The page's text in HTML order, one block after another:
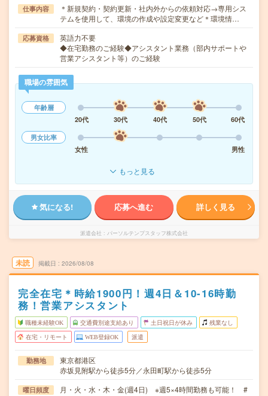
仕事内容
＊新規契約・契約更新・社内外からの依頼対応→専用シス
テムを使用して、環境の作成や設定変更など＊環境情…
応募資格
英語力不要
◆在宅勤務のご経験◆アシスタント業務（部内サポートや
営業アシスタント等）のご経験
職場の雰囲気
年齢層
20代
30代 40代 50代
60代
男女比率
女性
男性
もっと見る
気になる! 応募へ進む 詳しく見る
派遣会社 パーソルテンプスタッフ株式会社
未読 掲載日 2026/08/08
完全在宅＊時給1900円！週4日＆10-16時勤
務！営業アシスタント
職種未経験OK 交通費別途支給あり 土日祝日が休み 残業なし
在宅・リモート WEB登録OK 派遣
勤務地
東京都港区
赤坂見附駅から徒歩5分／永田町駅から徒歩5分
曜日頻度
月・火・水・木・金(週4日) ※週5×4時間勤務も可能！ #